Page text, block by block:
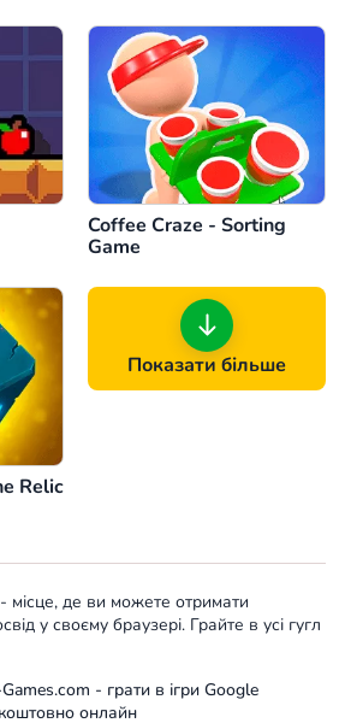
Coffee Craze - Sorting
Game
Relic
Показати більше
місце, де ви можете отримати
у своєму браузері. Грайте в усі гугл
- грати в ігри Google
онлайн